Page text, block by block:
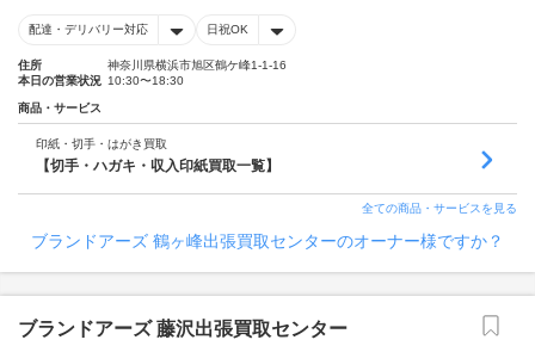
配達・デリバリー対応 日祝OK
住所
神奈川県横浜市旭区鶴ケ峰1-1-16
本日の営業状況 10:30〜18:30
商品・サービス
印紙・切手・はがき買取
【切手・ハガキ・収入印紙買取一覧】
全ての商品・サービスを見る
ブランドアーズ 鶴ヶ峰出張買取センターのオーナー様ですか？
ブランドアーズ 藤沢出張買取センター